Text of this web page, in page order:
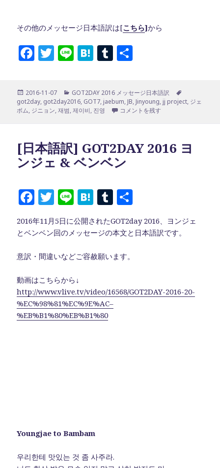
その他のメッセージ日本語訳は[こちら]から
F
e
b
o
k
T
te
r
Li H
n
a
T
bl
r
投
稿
日:
2016-11-07
カ
テ
ゴ
GOT2DAY 2016 メッセージ日本語訳
グ
got2day, got2day2016, GOT7, jaebum, JB, Jinyoung, jj project, ジェ
ボム, ジニョン,재범,제이비, 진영 [日本語訳]GOT2DAY 2016 JB & ジニ
コメントを残す
[日本語訳] GOT2DAY 2016 ヨ
ンジェ & ベンベン
F
a
c
b
o
o
k
T
w
it
r
Li
n
e
H
at
e
a
T
m
r
有
2016年11月5日に公開されたGOT2day 2016、ヨンジェ
とベンベン回のメッセージの本文と日本語訳です。
意訳・間違いなどご容赦願います。
動画はこちらから↓
http://www.vlive.tv/video/16568/GOT2DAY-2016-20-
%EC%98%81%EC%9E%AC–
%EB%B1%80%EB%B1%80
Youngjae to Bambam
우리한테 맛있는 것 좀 사주라.